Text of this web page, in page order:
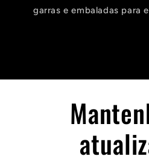
garras e embaladas para